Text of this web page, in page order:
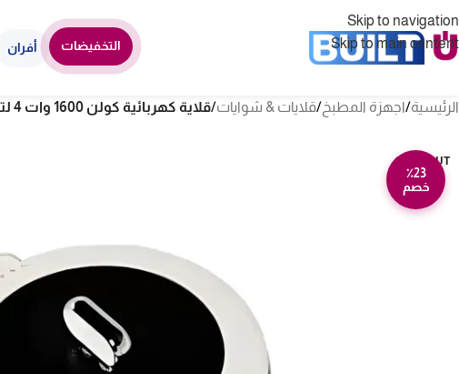
Skip to navigation
Skip to main content
التخفيضات أفران
الرئيسية/اجهزة المطبخ/قلايات & شوايات/قلاية كهربائية كولن 1600 وات 4 لتر متعددة الوظائف – أبيض 816107001
SOLD OUT
٪23
خصم